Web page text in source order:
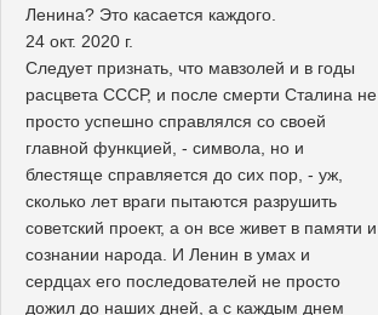
Ленина? Это касается каждого.
24 окт. 2020 г.
Следует признать, что мавзолей и в годы
расцвета СССР, и после смерти Сталина не
просто успешно справлялся со своей
главной функцией, - символа, но и
блестяще справляется до сих пор, - уж,
сколько лет враги пытаются разрушить
советский проект, а он все живет в памяти и
сознании народа. И Ленин в умах и
сердцах его последователей не просто
дожил до наших дней, а с каждым днем